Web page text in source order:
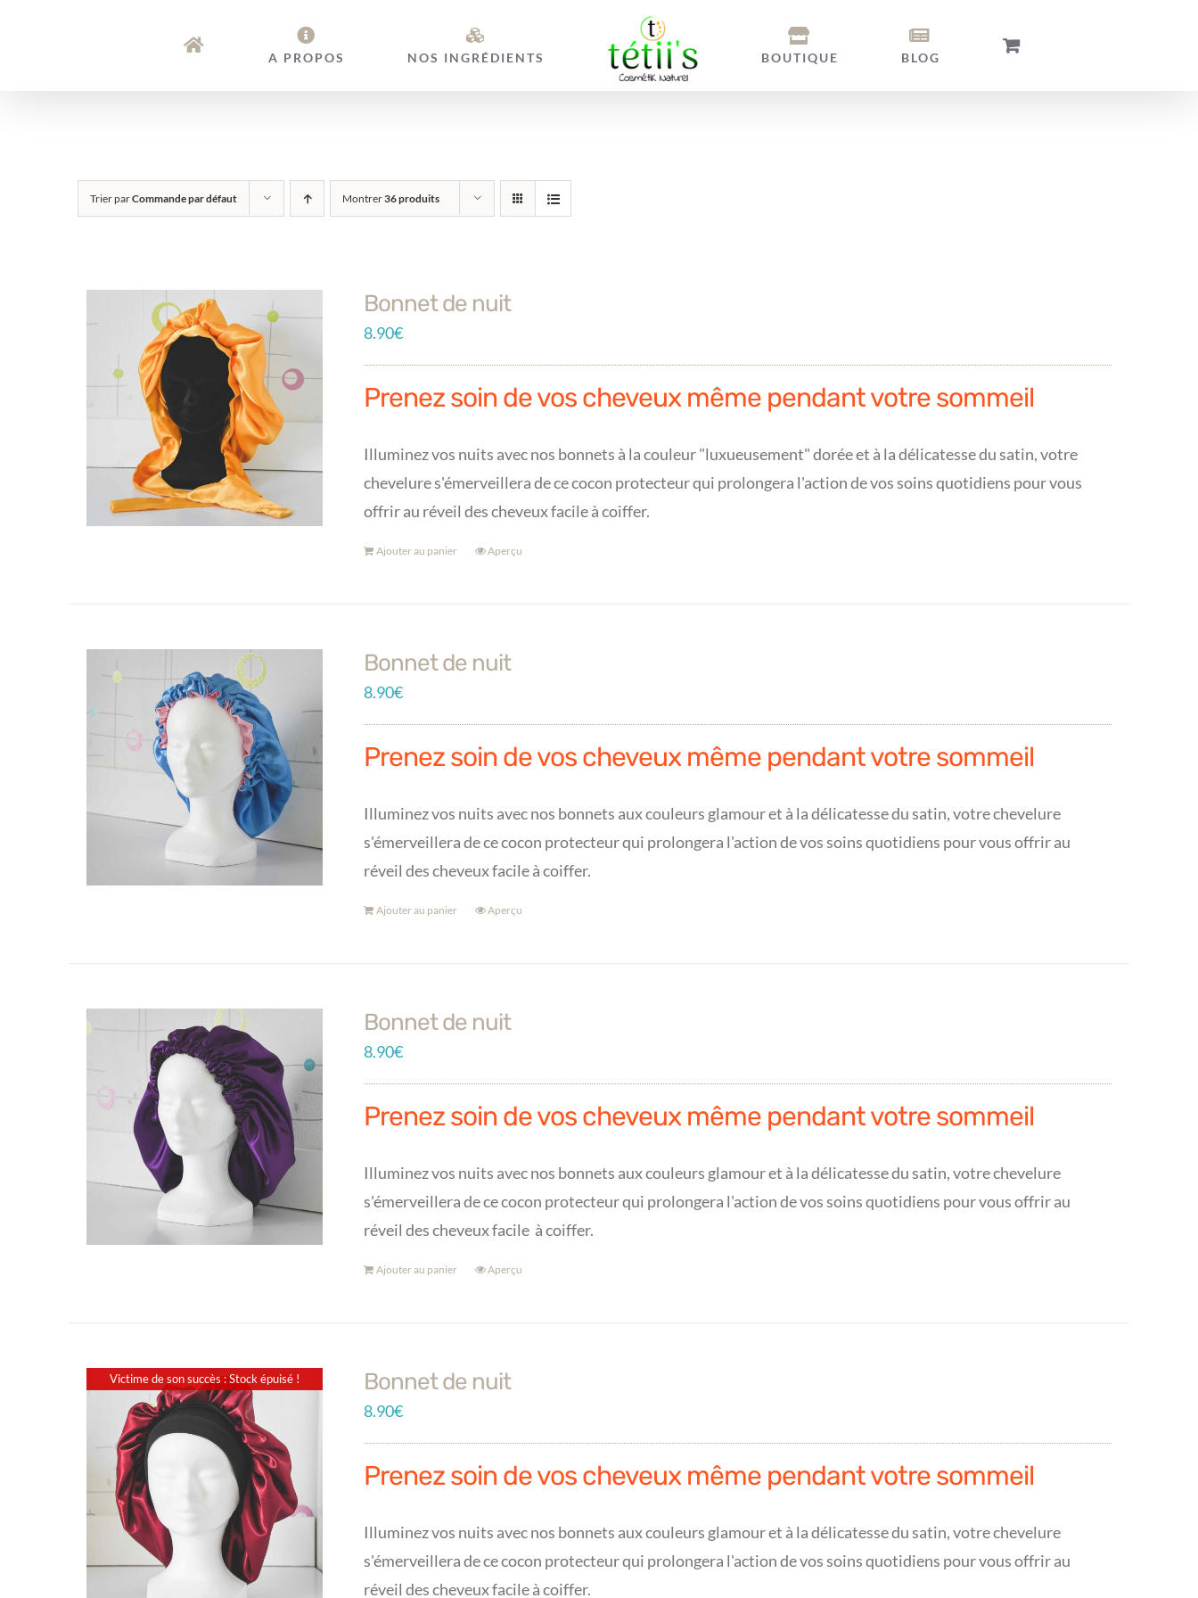
A PROPOS NOS INGRÉDIENTS BOUTIQUE BLOG
Trier parCommande par défaut Montrer36 produits
Bonnet de nuit
8.90€
Prenez soin de vos cheveux même pendant votre sommeil
Illuminez vos nuits avec nos bonnets à la couleur "luxueusement" dorée et à la délicatesse du satin, votre
chevelure s'émerveillera de ce cocon protecteur qui prolongera l'action de vos soins quotidiens pour vous
offrir au réveil des cheveux facile à coiffer.
Ajouter au panier Aperçu
Bonnet de nuit
8.90€
Prenez soin de vos cheveux même pendant votre sommeil
Illuminez vos nuits avec nos bonnets aux couleurs glamour et à la délicatesse du satin, votre chevelure
s'émerveillera de ce cocon protecteur qui prolongera l'action de vos soins quotidiens pour vous offrir au
réveil des cheveux facile à coiffer.
Ajouter au panier Aperçu
Bonnet de nuit
8.90€
Prenez soin de vos cheveux même pendant votre sommeil
Illuminez vos nuits avec nos bonnets aux couleurs glamour et à la délicatesse du satin, votre chevelure
s'émerveillera de ce cocon protecteur qui prolongera l'action de vos soins quotidiens pour vous offrir au
réveil des cheveux facile à coiffer.
Ajouter au panier Aperçu
Victime de son succès : Stock épuisé ! Bonnet de nuit
8.90€
Prenez soin de vos cheveux même pendant votre sommeil
Illuminez vos nuits avec nos bonnets aux couleurs glamour et à la délicatesse du satin, votre chevelure
s'émerveillera de ce cocon protecteur qui prolongera l'action de vos soins quotidiens pour vous offrir au
réveil des cheveux facile à coiffer.